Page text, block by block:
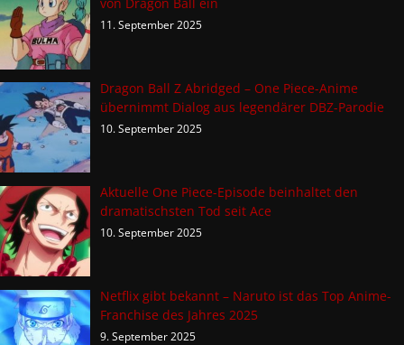
von Dragon Ball ein
11. September 2025
Dragon Ball Z Abridged – One Piece-Anime
übernimmt Dialog aus legendärer DBZ-Parodie
10. September 2025
Aktuelle One Piece-Episode beinhaltet den
dramatischsten Tod seit Ace
10. September 2025
Netflix gibt bekannt – Naruto ist das Top Anime-
Franchise des Jahres 2025
9. September 2025